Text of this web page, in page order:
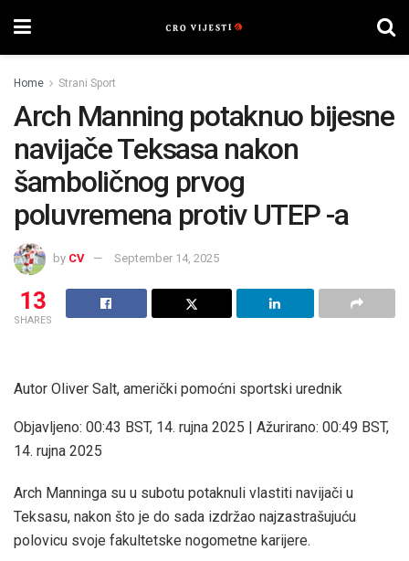
Home Strani Sport
Arch Manning potaknuo bijesne
navijače Teksasa nakon
šamboličnog prvog
poluvremena protiv UTEP -a
by CV September 14, 2025
13
SHARES
Autor Oliver Salt, američki pomoćni sportski urednik
Objavljeno: 00:43 BST, 14. rujna 2025 | Ažurirano: 00:49 BST,
14. rujna 2025
Arch Manninga su u subotu potaknuli vlastiti navijači u
Teksasu, nakon što je do sada izdržao najzastrašujuću
polovicu svoje fakultetske nogometne karijere.